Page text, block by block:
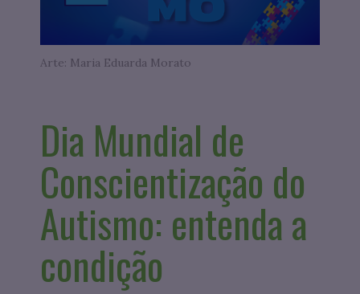
Arte: Maria Eduarda Morato
Dia Mundial de
Conscientização do
Autismo: entenda a
condição